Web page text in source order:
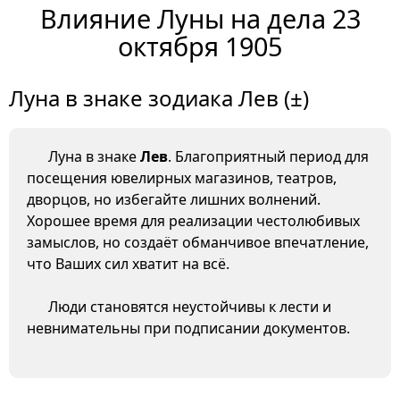
Влияние Луны на дела 23
октября 1905
Луна в знаке зодиака Лев (±)
Луна в знакеЛев. Благоприятный период для
посещения ювелирных магазинов, театров,
дворцов, но избегайте лишних волнений.
Хорошее время для реализации честолюбивых
замыслов, но создаёт обманчивое впечатление,
что Ваших сил хватит на всё.
Люди становятся неустойчивы к лести и
невнимательны при подписании документов.